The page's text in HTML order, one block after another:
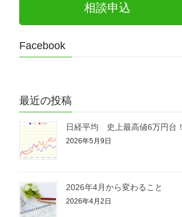
相談申込
Facebook
最近の投稿
日経平均 史上最高値6万円台！
2026年5月9日
2026年4月から変わること
2026年4月2日